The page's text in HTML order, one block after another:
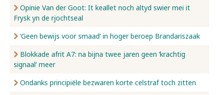
Opinie Van der Goot: It keallet noch altyd swier mei it
Frysk yn de rjochtseal
‘Geen bewijs voor smaad’ in hoger beroep Brandariszaak
Blokkade afrit A7: na bijna twee jaren geen ‘krachtig
signaal’ meer
Ondanks principiële bezwaren korte celstraf toch zitten